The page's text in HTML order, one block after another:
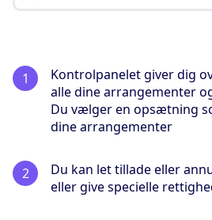
Kontrolpanelet giver dig
alle dine arrangementer
Du vælger en opsætning
dine arrangementer
Du kan let tillade eller
eller give specielle